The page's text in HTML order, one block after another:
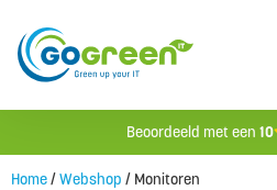
Beoordeeld met een 10
Home/Webshop / Monitoren